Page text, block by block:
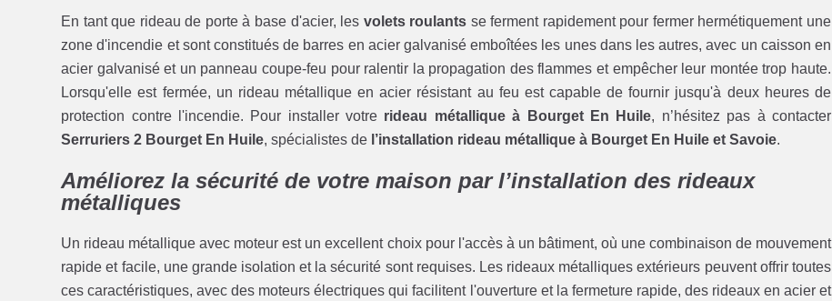
En tant que rideau de porte à base d'acier, les volets roulants se ferment rapidement pour fermer hermétiquement une
zone d'incendie et sont constitués de barres en acier galvanisé emboîtées les unes dans les autres, avec un caisson en
acier galvanisé et un panneau coupe-feu pour ralentir la propagation des flammes et empêcher leur montée trop haute.
Lorsqu'elle est fermée, un rideau métallique en acier résistant au feu est capable de fournir jusqu'à deux heures de
protection contre l'incendie. Pour installer votre rideau métallique à Bourget En Huile, n’hésitez pas à contacter
Serruriers 2 Bourget En Huile, spécialistes de l’installation rideau métallique à Bourget En Huile et Savoie.
Améliorez la sécurité de votre maison par l’installation des rideaux
métalliques
Un rideau métallique avec moteur est un excellent choix pour l'accès à un bâtiment, où une combinaison de mouvement
rapide et facile, une grande isolation et la sécurité sont requises. Les rideaux métalliques extérieurs peuvent offrir toutes
ces caractéristiques, avec des moteurs électriques qui facilitent l'ouverture et la fermeture rapide, des rideaux en acier et